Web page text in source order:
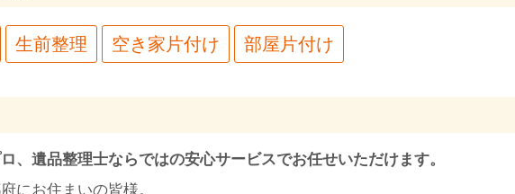
生前整理 空き家片付け 部屋片付け
、遺品整理士ならではの安心サービスでお任せいただけます。
にお住まいの皆様。